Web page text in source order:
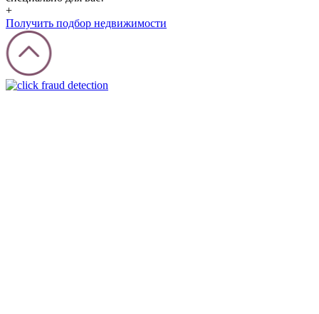
+
Получить подбор недвижимости